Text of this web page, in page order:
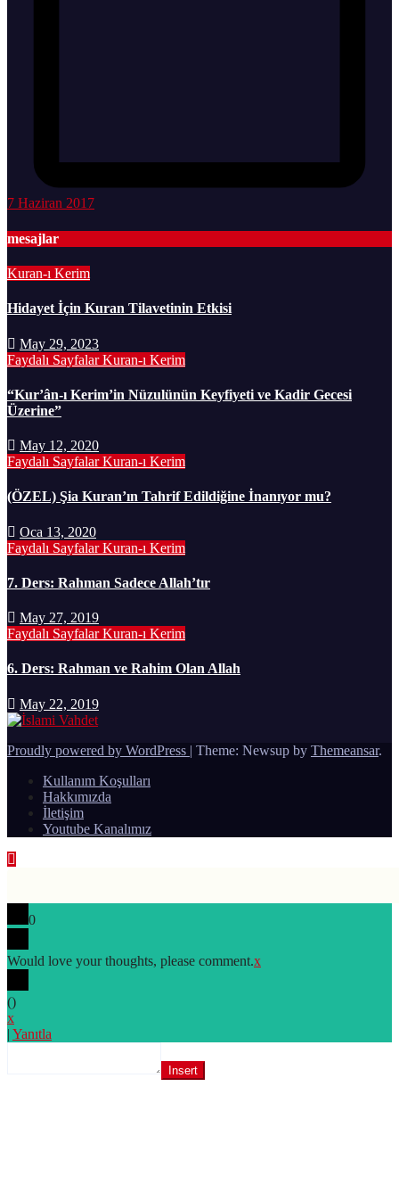
7 Haziran 2017
mesajlar
Kuran-ı Kerim
Hidayet İçin Kuran Tilavetinin Etkisi
May 29, 2023
Faydalı SayfalarKuran-ı Kerim
“Kur’ân-ı Kerim’in Nüzulünün Keyfiyeti ve Kadir Gecesi
Üzerine”
May 12, 2020
Faydalı SayfalarKuran-ı Kerim
(ÖZEL) Şia Kuran’ın Tahrif Edildiğine İnanıyor mu?
Oca 13, 2020
Faydalı SayfalarKuran-ı Kerim
7. Ders: Rahman Sadece Allah’tır
May 27, 2019
Faydalı SayfalarKuran-ı Kerim
6. Ders: Rahman ve Rahim Olan Allah
May 22, 2019
Proudly powered by WordPress | Theme: Newsup by Themeansar.
Kullanım Koşulları
Hakkımızda
İletişim
Youtube Kanalımız
0
Would love your thoughts, please comment.x
()
x
| Yanıtla
Insert